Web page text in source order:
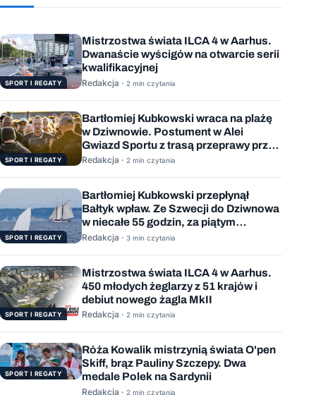
SPORT I REGATY
Mistrzostwa świata ILCA 4 w Aarhus.
Dwanaście wyścigów na otwarcie serii
kwalifikacyjnej
Redakcja · 2 min czytania
SPORT I REGATY
Bartłomiej Kubkowski wraca na plażę
w Dziwnowie. Postument w Alei
Gwiazd Sportu z trasą przeprawy przez
Bałtyk
Redakcja · 2 min czytania
SPORT I REGATY
Bartłomiej Kubkowski przepłynął
Bałtyk wpław. Ze Szwecji do Dziwnowa
w niecałe 55 godzin, za piątym
podejściem
Redakcja · 3 min czytania
SPORT I REGATY
Mistrzostwa świata ILCA 4 w Aarhus.
450 młodych żeglarzy z 51 krajów i
debiut nowego żagla MkII
Redakcja · 2 min czytania
SPORT I REGATY
Róża Kowalik mistrzynią świata O'pen
Skiff, brąz Pauliny Szczepy. Dwa
medale Polek na Sardynii
Redakcja · 2 min czytania